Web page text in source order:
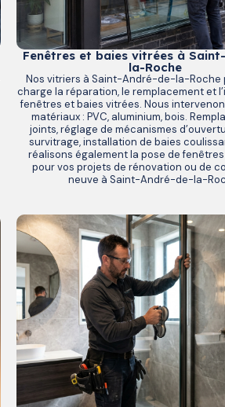
Fenêtres et baies vitrées à
la-Roche
Nos vitriers à Saint-André-de-la-Roche
charge la réparation, le remplacement et
fenêtres et baies vitrées. Nous
matériaux : PVC, aluminium, bois.
joints, réglage de mécanismes
survitrage, installation de baies
réalisons également la pose de
pour vos projets de rénovation ou de
neuve à Saint-André-de-la-